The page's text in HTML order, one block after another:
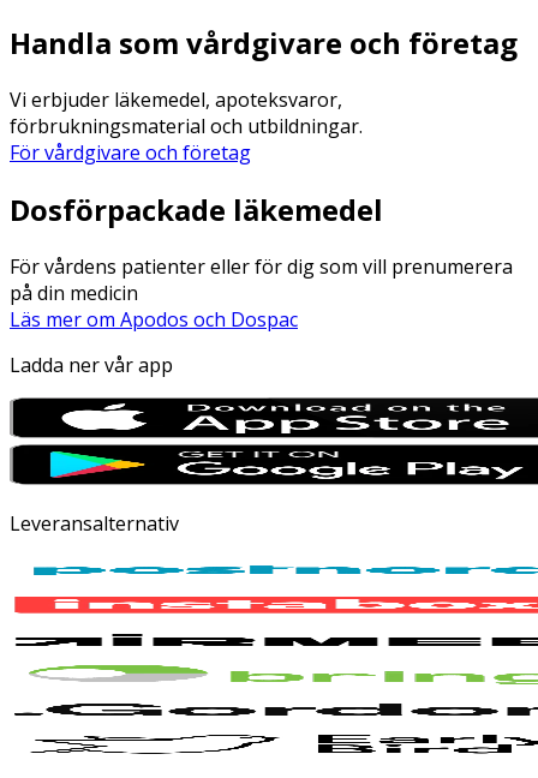
Handla som vårdgivare och företag
Vi erbjuder läkemedel, apoteksvaror,
förbrukningsmaterial och utbildningar.
För vårdgivare och företag
Dosförpackade läkemedel
För vårdens patienter eller för dig som vill prenumerera
på din medicin
Läs mer om Apodos och Dospac
Ladda ner vår app
Leveransalternativ